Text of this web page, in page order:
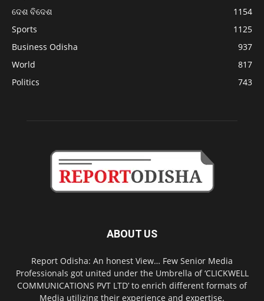
ଦେଶ ବିଦେଶ
1154
Sports
1125
Business Odisha
937
World
817
Politics
743
ABOUT US
Report Odisha: An honest View… Few Senior Media
Professionals got united under the Umbrella of ‘CLICKWELL
COMMUNICATIONS PVT LTD’ to enrich different formats of
Media utilizing their experience and expertise.